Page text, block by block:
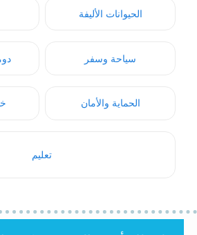
الحيوانات الأليفة
سياحة وسفر
الحماية والأمان
تعليم